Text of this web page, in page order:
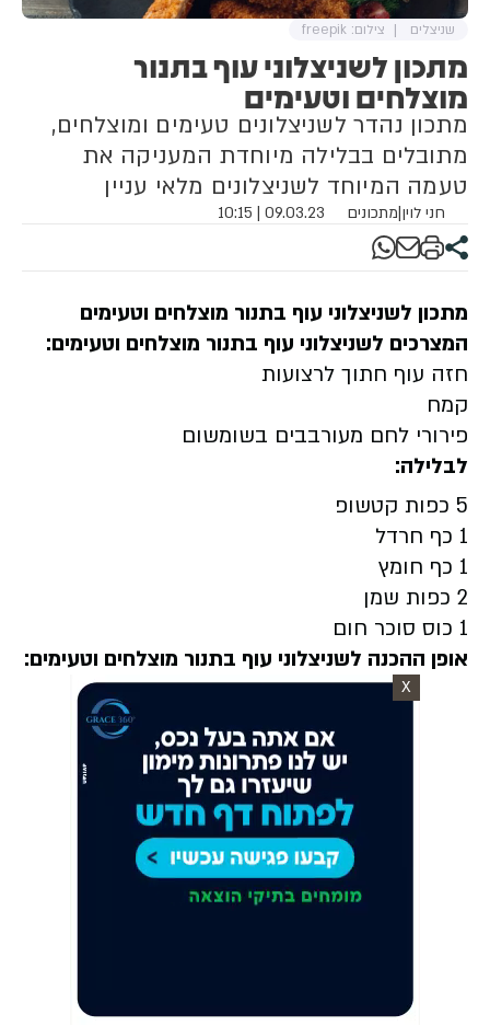
מתכון לשניצלוני עוף בתנור
מוצלחים וטעימים
מתכון נהדר לשניצלונים טעימים ומוצלחים,
מתובלים בבלילה מיוחדת המעניקה את
טעמה המיוחד לשניצלונים מלאי עניין
חני לוין|מתכונים 09.03.23 | 10:15
שניצלים צילום: freepik
מתכון לשניצלוני עוף בתנור מוצלחים וטעימים
המצרכים לשניצלוני עוף בתנור מוצלחים וטעימים:
חזה עוף חתוך לרצועות
קמח
פירורי לחם מעורבבים בשומשום
לבלילה:
5 כפות קטשופ
1 כף חרדל
1 כף חומץ
2 כפות שמן
1 כוס סוכר חום
אופן ההכנה לשניצלוני עוף בתנור מוצלחים וטעימים:
X